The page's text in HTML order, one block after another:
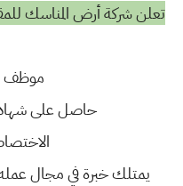
تعلن شركة أرض المناسك
موظف
حاصل على